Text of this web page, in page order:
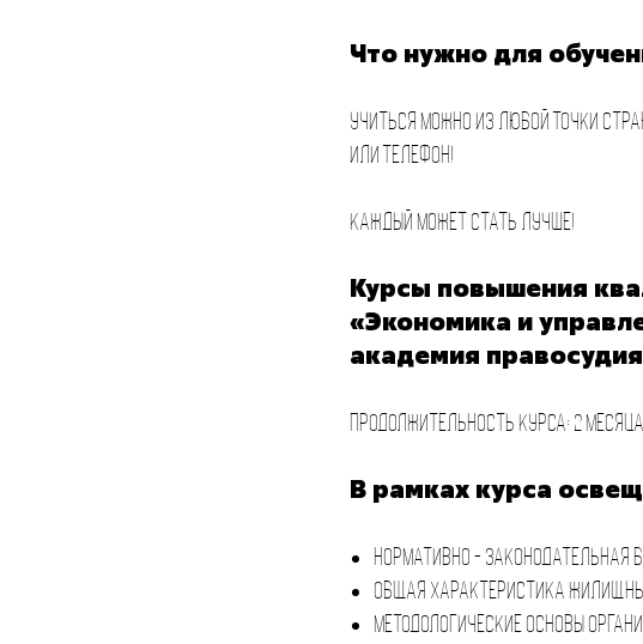
Что нужно для
Учиться можно из любой точки
или телефон!
Каждый может стать лучше!
Курсы повышения
«Экономика и
академия
Продолжительность курса: 2 месяца
В рамках курса
Нормативно -
Общая характеристика
Методологические основы